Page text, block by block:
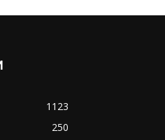
1123
250